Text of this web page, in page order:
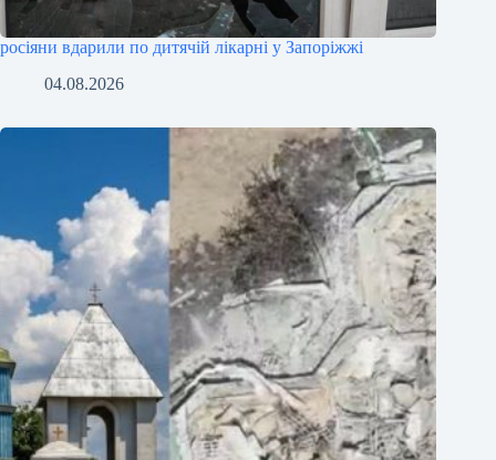
росіяни вдарили по дитячій лікарні у Запоріжжі
04.08.2026